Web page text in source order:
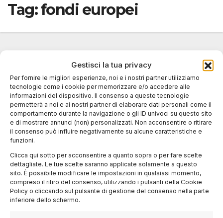
Gestisci la tua privacy
Per fornire le migliori esperienze, noi e i nostri partner utilizziamo
tecnologie come i cookie per memorizzare e/o accedere alle
informazioni del dispositivo. Il consenso a queste tecnologie
permetterà a noi e ai nostri partner di elaborare dati personali come il
comportamento durante la navigazione o gli ID univoci su questo sito
e di mostrare annunci (non) personalizzati. Non acconsentire o ritirare
il consenso può influire negativamente su alcune caratteristiche e
funzioni.
Clicca qui sotto per acconsentire a quanto sopra o per fare scelte
dettagliate. Le tue scelte saranno applicate solamente a questo
sito. È possibile modificare le impostazioni in qualsiasi momento,
compreso il ritiro del consenso, utilizzando i pulsanti della Cookie
Policy o cliccando sul pulsante di gestione del consenso nella parte
inferiore dello schermo.
Tag:fondi europei